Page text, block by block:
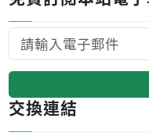
交換連結